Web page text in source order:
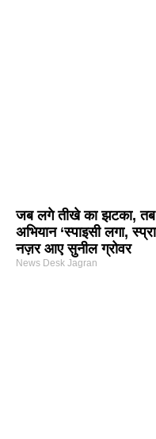
जब लगे तीखे का झटका, तब
अभियान ‘स्पाइसी लगा,
नज़र आए सुनील ग्रोवर
News Desk Jagran